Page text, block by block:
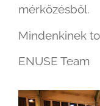
mérkőzésből.
Mindenkinek
ENUSE Team